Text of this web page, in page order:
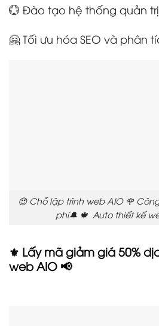
💮 Đào tạo hệ thống quản
🤗 Tối ưu hóa SEO và phân
😍 Chỗ lập trình web AIO 🌹
phí🔔 🍁 Auto thiết kế
⚜️ Lấy mã giảm giá 50%
web AIO 📢